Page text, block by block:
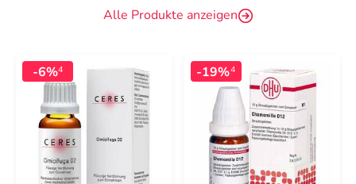
Alle Produkte anzeigen
-6%4 -19%4